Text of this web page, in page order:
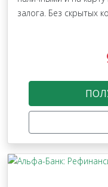
залога. Без скрытых